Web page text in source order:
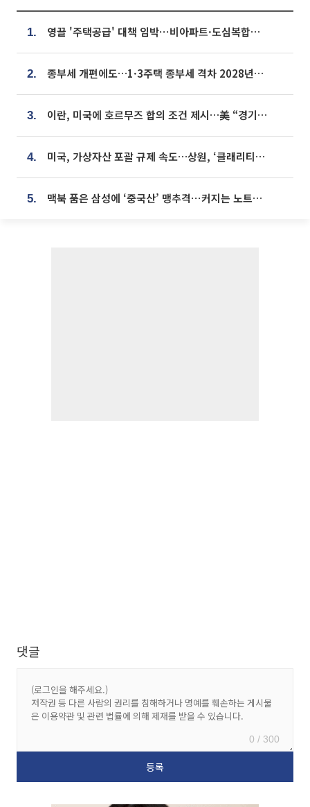
1. 영끌 '주택공급' 대책 임박⋯비아파트·도심복합까지 총동원
2. 종부세 개편에도…1·3주택 종부세 격차 2028년부터 확대
3. 이란, 미국에 호르무즈 합의 조건 제시…美 “경기 아직 안 끝나” [종합]
4. 미국, 가상자산 포괄 규제 속도…상원, ‘클래리티법’ 9월 절차투표 추진
5. 맥북 품은 삼성에 ‘중국산’ 맹추격⋯커지는 노트북 OLED 시장
댓글
0 / 300